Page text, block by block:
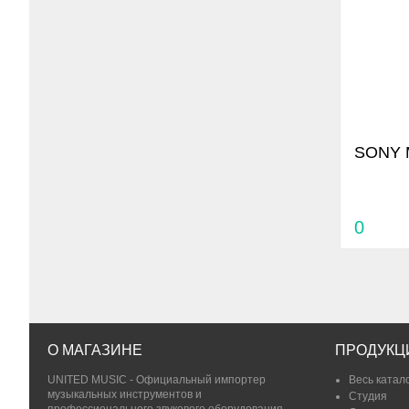
SONY
0
О МАГАЗИНЕ
UNITED MUSIC - Официальный импортер
музыкальных инструментов и
Весь
Студия